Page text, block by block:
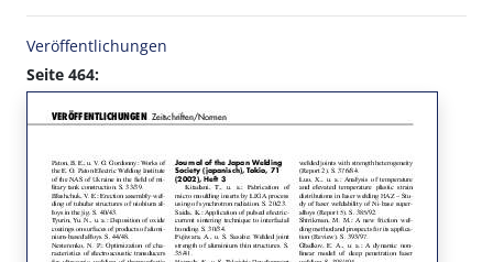
Veröffentlichungen
Seite 464: